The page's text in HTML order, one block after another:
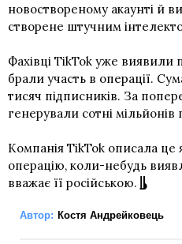
новоствореному акаунті й
створене штучним
Фахівці TikTok уже виявили
брали участь в операції.
тисяч підписників. За
генерували сотні мільйонів
Компанія TikTok описала це
операцію, коли-небудь
вважає її російською.
Автор: Костя Андрейковець